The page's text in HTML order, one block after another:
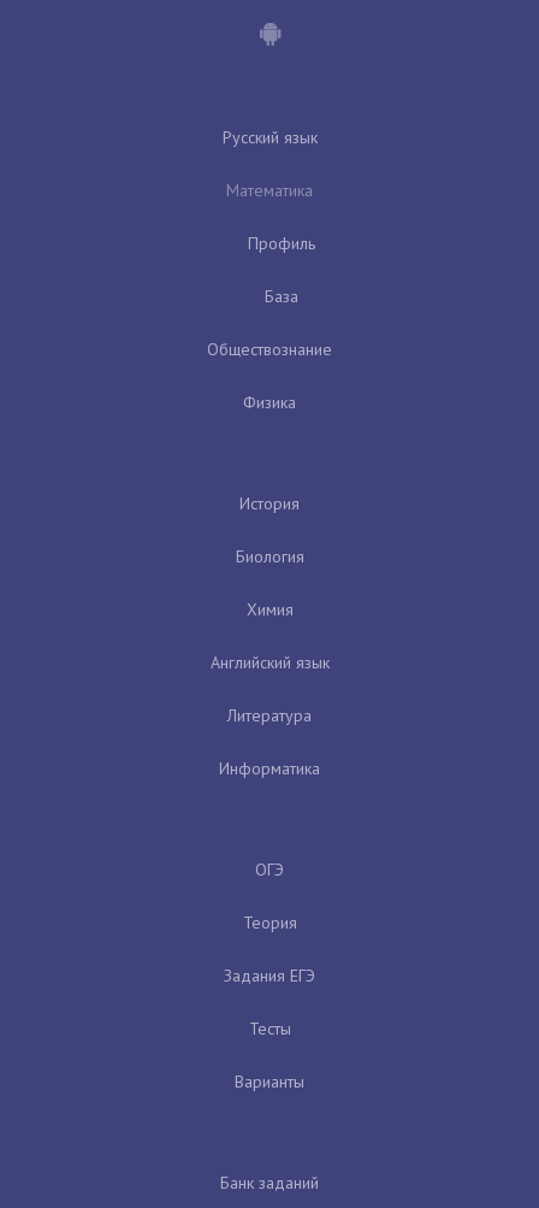
Русский язык
Математика
Профиль
База
Обществознание
Физика
История
Биология
Химия
Английский язык
Литература
Информатика
ОГЭ
Теория
Задания ЕГЭ
Тесты
Варианты
Банк заданий